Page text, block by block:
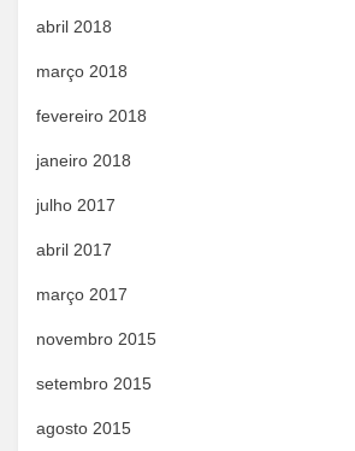
abril 2018
março 2018
fevereiro 2018
janeiro 2018
julho 2017
abril 2017
março 2017
novembro 2015
setembro 2015
agosto 2015